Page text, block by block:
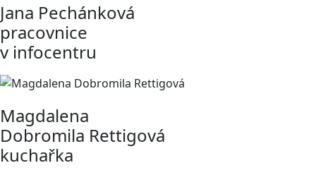
Jana Pechánková
pracovnice
v infocentru
Magdalena
Dobromila Rettigová
kuchařka